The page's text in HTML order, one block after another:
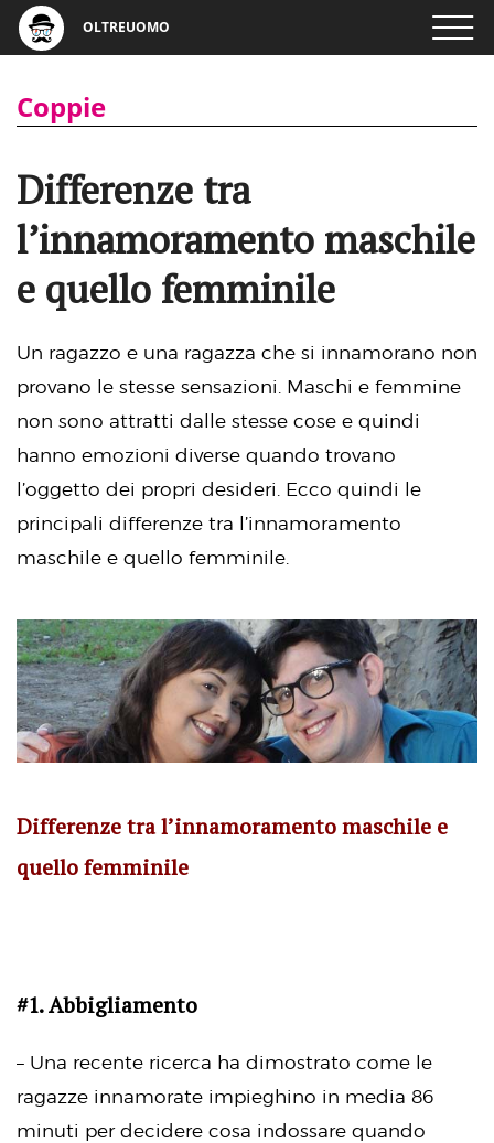
OLTREUOMO
Coppie
Differenze tra
l’innamoramento maschile
e quello femminile
Un ragazzo e una ragazza che si innamorano non
provano le stesse sensazioni. Maschi e femmine
non sono attratti dalle stesse cose e quindi
hanno emozioni diverse quando trovano
l’oggetto dei propri desideri. Ecco quindi le
principali differenze tra l’innamoramento
maschile e quello femminile.
Differenze tra l’innamoramento maschile e
quello femminile
#1. Abbigliamento
– Una recente ricerca ha dimostrato come le
ragazze innamorate impieghino in media 86
minuti per decidere cosa indossare quando